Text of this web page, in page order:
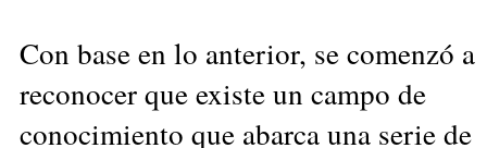
Con base en lo anterior, se comenzó a
reconocer que existe un campo de
conocimiento que abarca una serie de